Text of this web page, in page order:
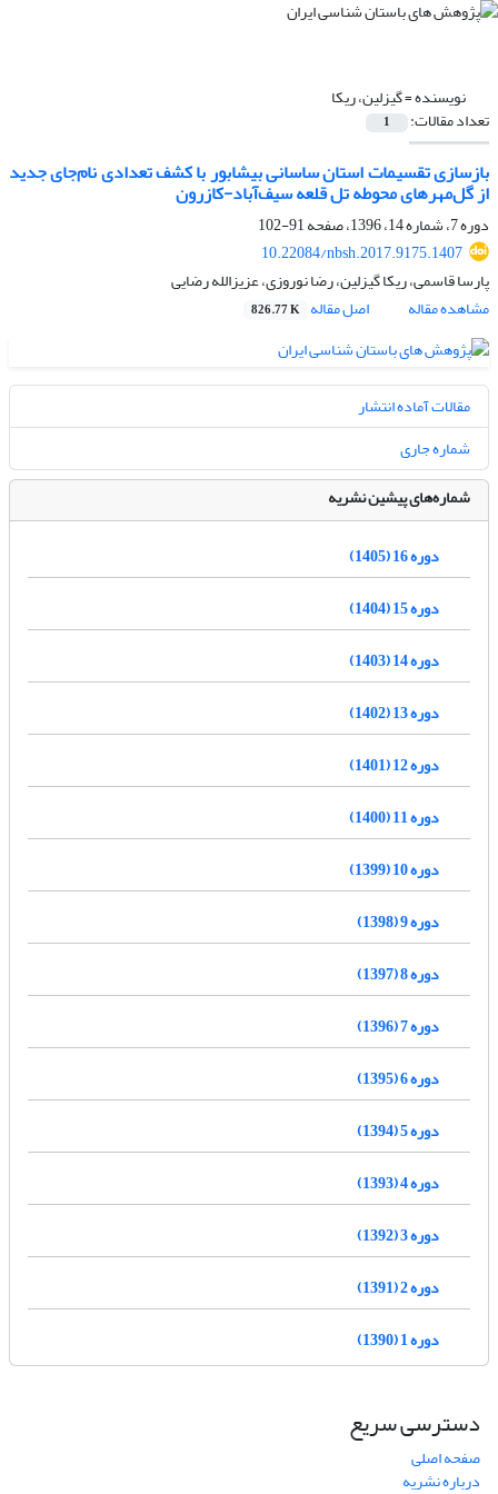
نویسنده =گیزلین، ریکا
تعداد مقالات: 1
بازسازی تقسیمات استان ساسانی بیشابور با کشف تعدادی نام‌جای جدید
از گل‌مهرهای محوطه تل قلعه سیف‌آباد-کازرون
دوره 7، شماره 14، 1396، صفحه
91-102
10.22084/nbsh.2017.9175.1407
پارسا قاسمی، ریکا گیزلین، رضا نوروزی، عزیزالله رضایی
مشاهده مقاله
اصل مقاله 826.77 K
مقالات آماده انتشار
شماره جاری
شماره‌های پیشین نشریه
دوره 16 (1405)
دوره 15 (1404)
دوره 14 (1403)
دوره 13 (1402)
دوره 12 (1401)
دوره 11 (1400)
دوره 10 (1399)
دوره 9 (1398)
دوره 8 (1397)
دوره 7 (1396)
دوره 6 (1395)
دوره 5 (1394)
دوره 4 (1393)
دوره 3 (1392)
دوره 2 (1391)
دوره 1 (1390)
دسترسی سریع
صفحه اصلی
درباره نشریه